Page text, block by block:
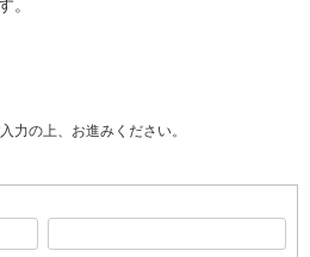
。
力の上、お進みください。